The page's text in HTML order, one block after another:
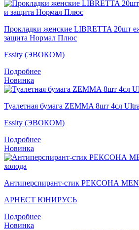
Прокладки женские LIBRETTA 20шт
защита Нормал Плюс
Essity (ЭВОКОМ)
Подробнее
Новинка
Туалетная бумага ZEMMA 8шт 4сл
Essity (ЭВОКОМ)
Подробнее
Новинка
Антиперспирант-стик РЕКСОНА MEN
АРНЕСТ ЮНИРУСЬ
Подробнее
Новинка